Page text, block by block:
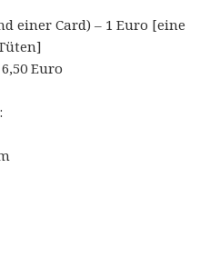
einer Card) – 1 Euro [eine
Euro
: